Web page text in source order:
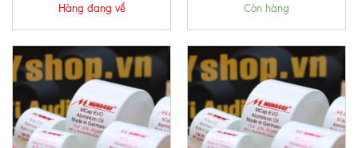
Hàng đang về Còn hàng